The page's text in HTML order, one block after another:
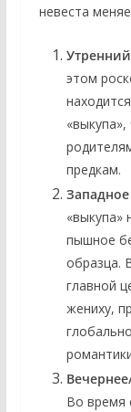
невеста
этом
предкам.
Западное
«выкупа»
пышное
образца.
главной
жениху,
Во время